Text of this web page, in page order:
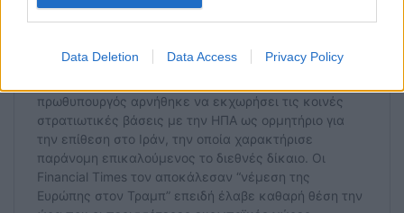
Data Deletion Data Access Privacy Policy